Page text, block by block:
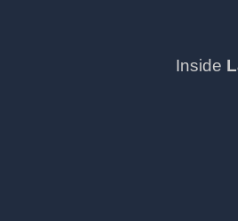
Inside